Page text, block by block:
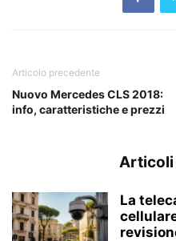
Articolo precedente
Nuovo Mercedes CLS 2018:
info, caratteristiche e prezzi
Articoli
La